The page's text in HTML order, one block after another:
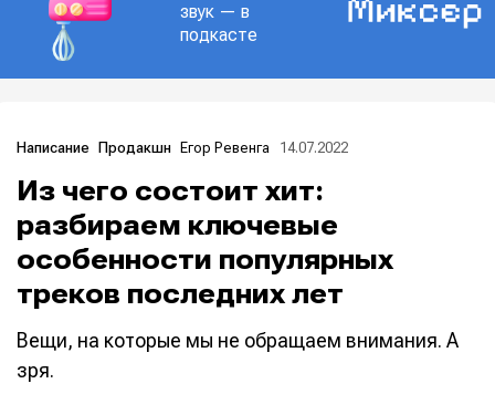
звук — в
подкасте
Написание Продакшн Егор Ревенга 14.07.2022
Из чего состоит хит:
разбираем ключевые
особенности популярных
треков последних лет
Вещи, на которые мы не обращаем внимания. А
зря.